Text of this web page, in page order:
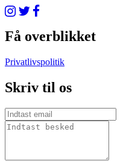
Få overblikket
Privatlivspolitik
Skriv til os